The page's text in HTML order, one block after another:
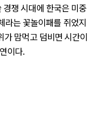
쟁 시대에 한국은 미중
라는 꽃놀이패를 쥐었지
가 맘먹고 덤비면 시간이
이다.